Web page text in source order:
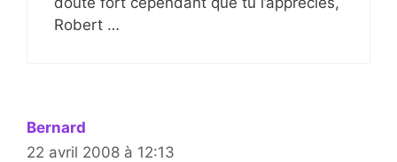
Robert …
Bernard
22 avril 2008 à 12:13